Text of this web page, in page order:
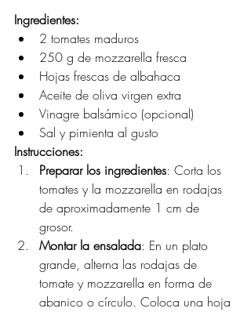
Ingredientes:
2 tomates maduros
250 g de mozzarella fresca
Hojas frescas de albahaca
Aceite de oliva virgen extra
Vinagre balsámico (opcional)
Sal y pimienta al gusto
Instrucciones:
Preparar los ingredientes: Corta los
tomates y la mozzarella en rodajas
de aproximadamente 1 cm de
grosor.
Montar la ensalada: En un plato
grande, alterna las rodajas de
tomate y mozzarella en forma de
abanico o círculo. Coloca una hoja